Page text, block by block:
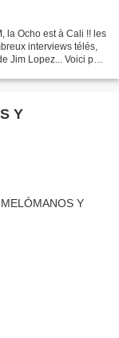
la Ocho est à Cali !! les
interviews télés,
Jim Lopez... Voici par
Y